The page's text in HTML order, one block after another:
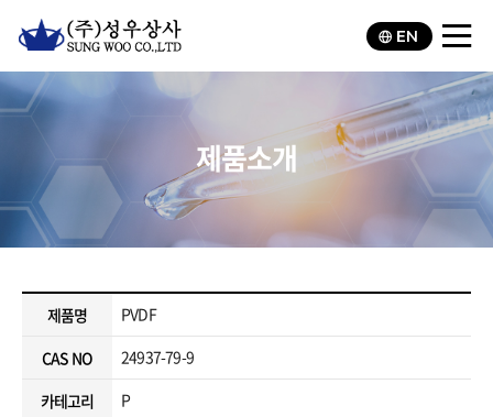
EN
제품소개
제품명
PVDF
CAS NO
24937-79-9
카테고리
P